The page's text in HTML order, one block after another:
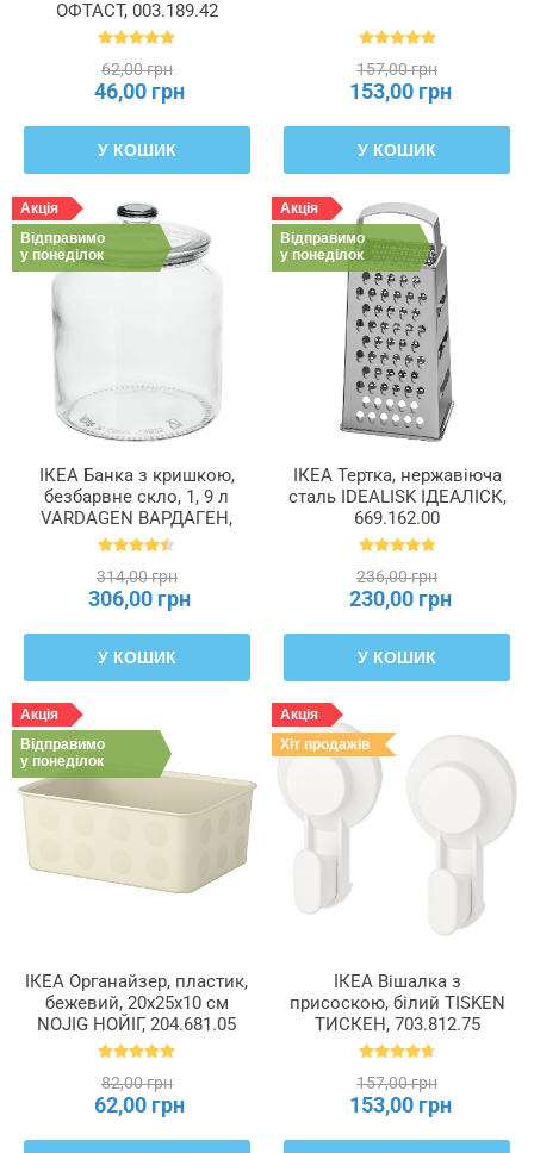
ОФТАСТ, 003.189.42
62,00 грн
46,00 грн
У КОШИК
157,00 грн
153,00 грн
У КОШИК
Акція
Відправимо
у понеділок
ІКЕА Банка з кришкою,
безбарвне скло, 1, 9 л
VARDAGEN ВАРДАГЕН,
002.919.28
314,00 грн
306,00 грн
У КОШИК
Акція
Відправимо
у понеділок
ІКЕА Тертка, нержавіюча
сталь IDEALISK ІДЕАЛІСК,
669.162.00
236,00 грн
230,00 грн
У КОШИК
Акція
Відправимо
у понеділок
ІКЕА Органайзер, пластик,
бежевий, 20x25x10 см
NOJIG НОЙІГ, 204.681.05
82,00 грн
62,00 грн
Акція
Хіт продажів
ІКЕА Вішалка з
присоскою, білий TISKEN
ТИСКЕН, 703.812.75
157,00 грн
153,00 грн